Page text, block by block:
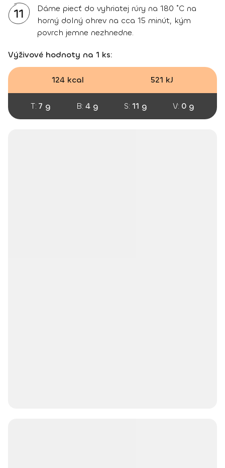
11
Dáme piecť do vyhriatej rúry na 180 ˚C na
horný dolný ohrev na cca 15 minút, kým
povrch jemne nezhnedne.
Výživové hodnoty na 1 ks:
124 kcal 521 kJ
T: 7 g B: 4 g S: 11 g V: 0 g